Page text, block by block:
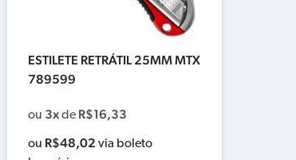
ESTILETE RETRÁTIL 25MM MTX
789599
ou 3xde R$16,33
ou R$48,02 via boleto